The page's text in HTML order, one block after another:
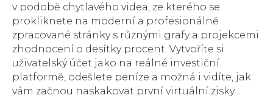
v podobě chytlavého videa, ze kterého se
prokliknete na moderní a profesionálně
zpracované stránky s různými grafy a projekcemi
zhodnocení o desítky procent. Vytvoříte si
uživatelský účet jako na reálné investiční
platformě, odešlete peníze a možná i vidíte, jak
vám začnou naskakovat první virtuální zisky…